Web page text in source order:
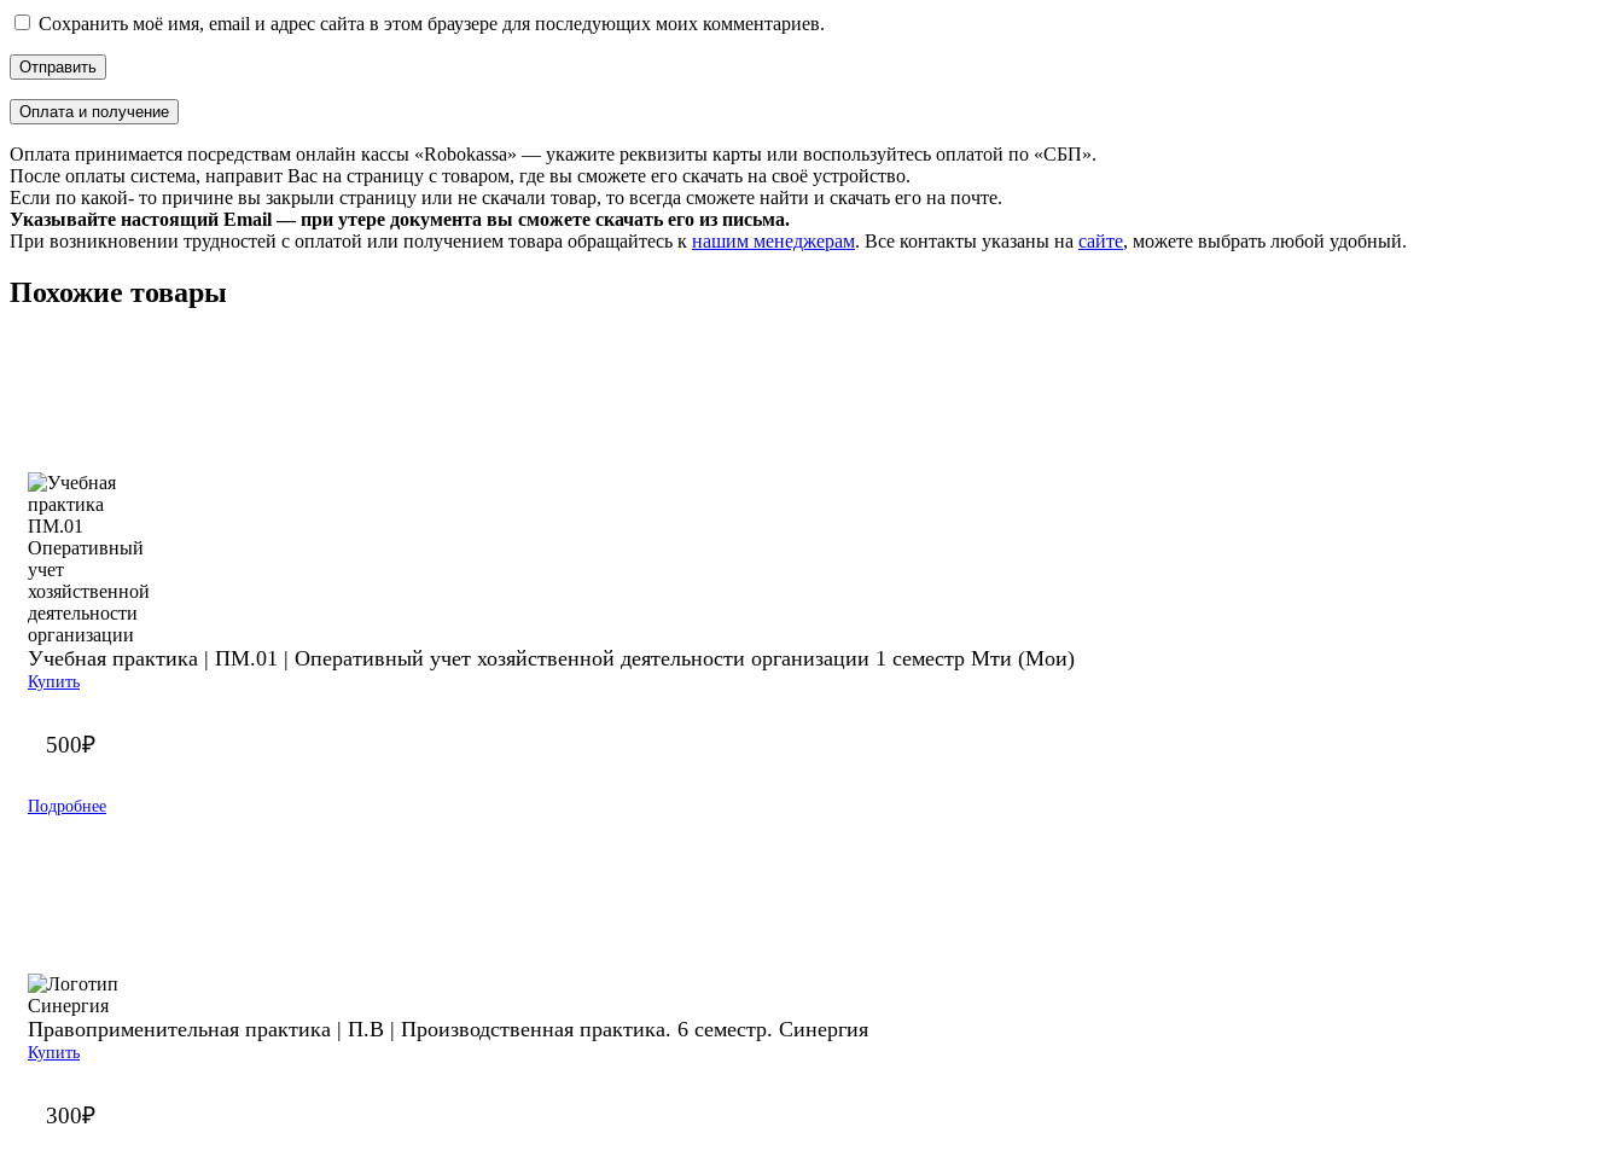
Сохранить моё имя, email и адрес сайта в этом браузере для последующих моих комментариев.
Оплата и получение
Оплата принимается посредствам онлайн кассы «Robokassa» — укажите реквизиты карты или воспользуйтесь оплатой по «СБП».
После оплаты система, направит Вас на страницу с товаром, где вы сможете его скачать на своё устройство.
Если по какой- то причине вы закрыли страницу или не скачали товар, то всегда сможете найти и скачать его на почте.
Указывайте настоящий Email — при утере документа вы сможете скачать его из письма.
При возникновении трудностей с оплатой или получением товара обращайтесь к нашим менеджерам. Все контакты указаны на сайте, можете выбрать любой удобный.
Похожие товары
Учебная практика | ПМ.01 | Оперативный учет хозяйственной деятельности организации 1 семестр Мти (Мои)
Купить
500₽
Подробнее
Правоприменительная практика | П.В | Производственная практика. 6 семестр. Синергия
Купить
300₽